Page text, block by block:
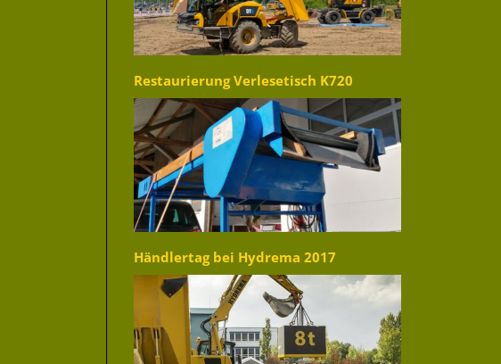
Restaurierung Verlesetisch K720
Händlertag bei Hydrema 2017